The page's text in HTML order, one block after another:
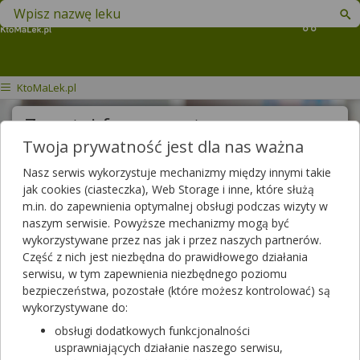
Koszyk
Znajdź lek w swojej okolicy
KtoMaLek.pl
Zapytaj farmaceutę
Treść pytania
Wyślij pytanie
Pytania do farmaceutów
Wszystkie pytania
Szukaj w zadanych już pytaniach
Twoja prywatność jest dla nas ważna
Nasz serwis wykorzystuje mechanizmy między innymi takie
jak cookies (ciasteczka), Web Storage i inne, które służą
m.in. do zapewnienia optymalnej obsługi podczas wizyty w
naszym serwisie. Powyższe mechanizmy mogą być
wykorzystywane przez nas jak i przez naszych partnerów.
Część z nich jest niezbędna do prawidłowego działania
serwisu, w tym zapewnienia niezbędnego poziomu
bezpieczeństwa, pozostałe (które możesz kontrolować) są
wykorzystywane do:
obsługi dodatkowych funkcjonalności
usprawniających działanie naszego serwisu,